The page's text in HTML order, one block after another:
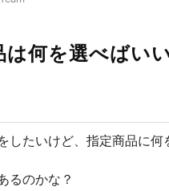
は何を選べばい
したいけど、指定商品に
るのかな？